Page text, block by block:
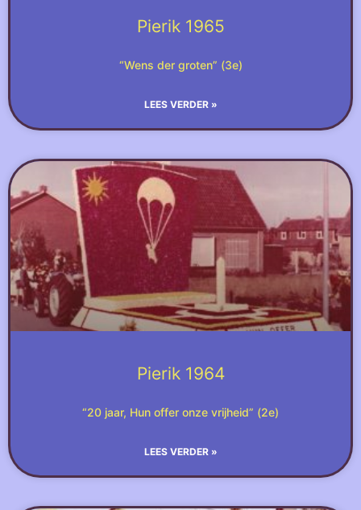
Pierik 1965
“Wens der groten” (3e)
LEES VERDER »
Pierik 1964
“20 jaar, Hun offer onze vrijheid” (2e)
LEES VERDER »